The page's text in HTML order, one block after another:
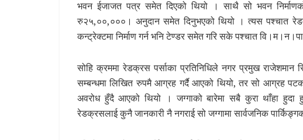
भवन ईजाजत पत्र समेत दिएको थियो । साथै सो भवन
रु२५,००,०००। अनुदान समेत दिनुभएको थियो । त्यस पश्चात
कन्ट्रेक्टमा निर्माण गर्न भनि टेण्डर समेत गरि सके पश्चात
सोहि क्रममा रेडक्रस पर्साका प्रतिनिधिले नगर प्रमुख राजेशमान
सम्बन्धमा लिखित रुपमै आग्रह गर्दै आएको थियो, तर सो आग्रह पटक
अवरोध हुँदै आएको थियो । जग्गाको बारेमा सबै कुरा थाँहा हुदा
रेडक्रसलाई कुनै जानकारी नै नगराई सो जग्गामा सार्वजनिक